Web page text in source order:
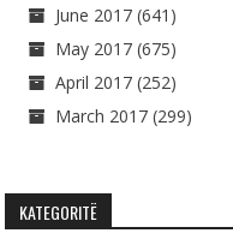
June 2017 (641)
May 2017 (675)
April 2017 (252)
March 2017 (299)
KATEGORITË